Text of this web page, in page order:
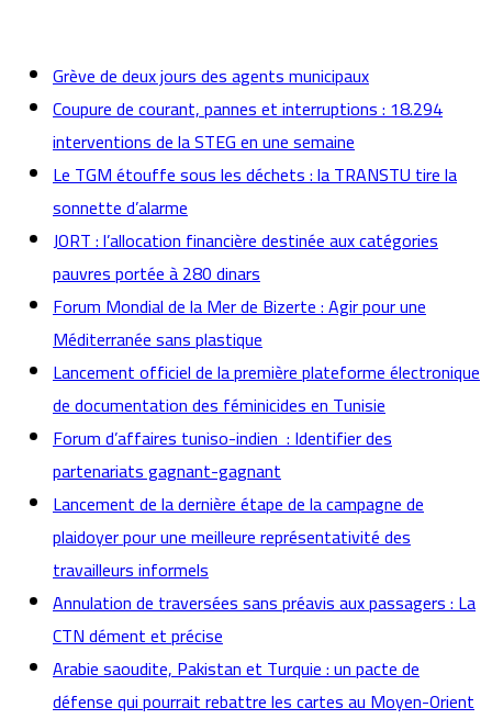
Grève de deux jours des agents municipaux
Coupure de courant, pannes et interruptions : 18.294
interventions de la STEG en une semaine
Le TGM étouffe sous les déchets : la TRANSTU tire la
sonnette d’alarme
JORT : l’allocation financière destinée aux catégories
pauvres portée à 280 dinars
Forum Mondial de la Mer de Bizerte : Agir pour une
Méditerranée sans plastique
Lancement officiel de la première plateforme électronique
de documentation des féminicides en Tunisie
Forum d’affaires tuniso-indien : Identifier des
partenariats gagnant-gagnant
Lancement de la dernière étape de la campagne de
plaidoyer pour une meilleure représentativité des
travailleurs informels
Annulation de traversées sans préavis aux passagers : La
CTN dément et précise
Arabie saoudite, Pakistan et Turquie : un pacte de
défense qui pourrait rebattre les cartes au Moyen-Orient